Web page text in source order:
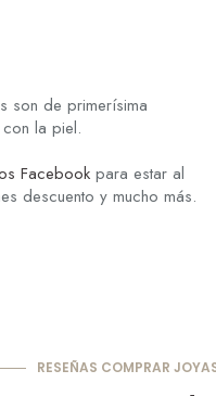
son de primerísima
la piel.
Facebook para estar al
descuento y mucho más.
RESEÑAS COMPRAR